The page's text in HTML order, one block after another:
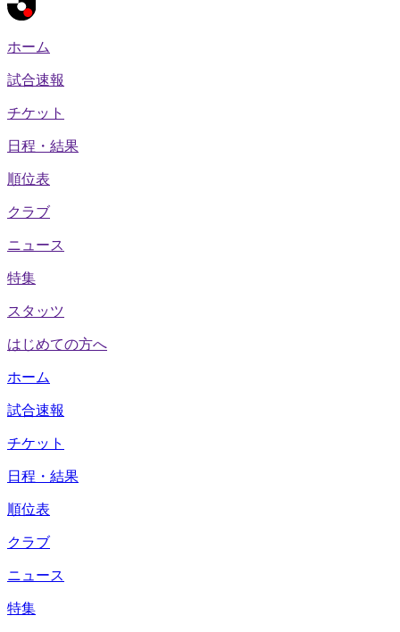
ホーム
試合速報
チケット
日程・結果
順位表
クラブ
ニュース
特集
スタッツ
はじめての方へ
ホーム
試合速報
チケット
日程・結果
順位表
クラブ
ニュース
特集